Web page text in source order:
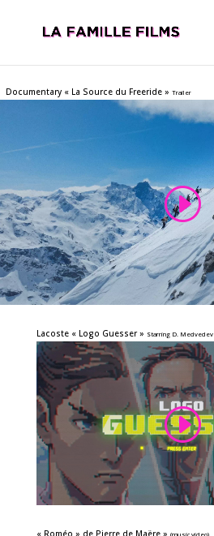
Documentary « La Source du Freeride » Trailer
Lacoste « Logo Guesser » Starring D. Medvedev
« Roméo » de Pierre de Maëre » (music video)